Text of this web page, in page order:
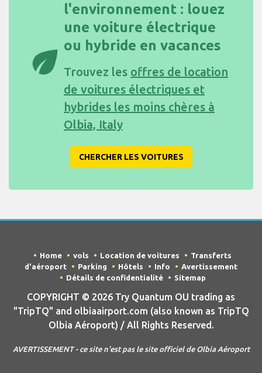
eco
l'environnement : louez
une voiture électrique
ou hybride en vacances
Trouvez les offres de location
de voitures électriques et
hybrides les moins chères à
Olbia, Italy
CHERCHER LES VOITURES
Home vols Location de voitures
Transferts
d'aéroport
Parking Hôtels Info
Avertissement
Détails de confidentialité
Sitemap
COPYRIGHT © 2026 Try Quantum OU trading as
"TripTQ" and olbiaairport.com (also known as TripTQ
Olbia Aéroport) / All Rights Reserved.
AVERTISSEMENT - ce site n'est pas le site officiel de Olbia Aéroport